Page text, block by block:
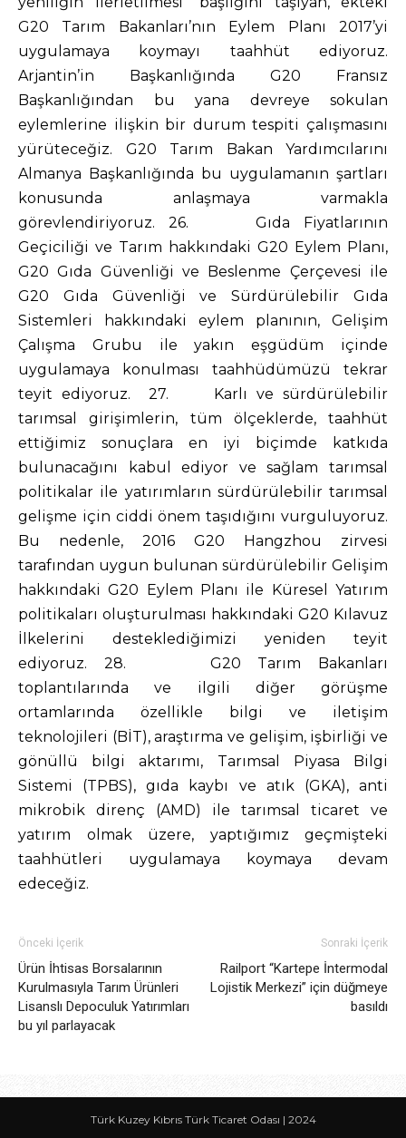
Önceki İçerik
Ürün İhtisas Borsalarının
Kurulmasıyla Tarım Ürünleri
Lisanslı Depoculuk Yatırımları
bu yıl parlayacak
Sonraki İçerik
Railport “Kartepe İntermodal
Lojistik Merkezi” için düğmeye
basıldı
Türk Kuzey Kıbrıs Türk Ticaret Odası | 2024